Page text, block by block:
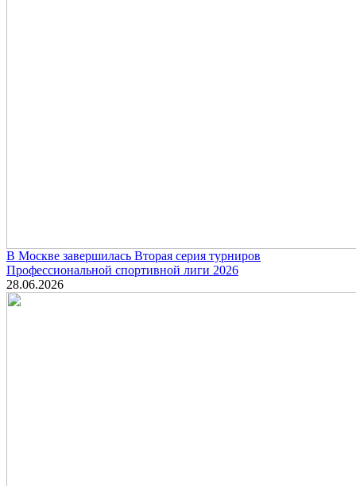
В Москве завершилась Вторая серия турниров
Профессиональной спортивной лиги 2026
28.06.2026